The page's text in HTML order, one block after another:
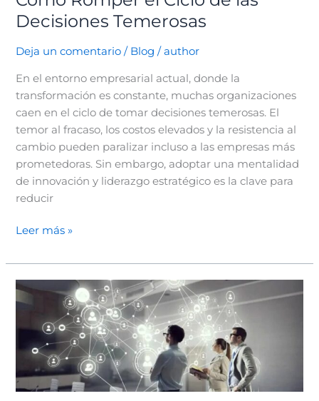
Decisiones Temerosas
Deja un comentario / Blog /author
En el entorno empresarial actual, donde la
transformación es constante, muchas organizaciones
caen en el ciclo de tomar decisiones temerosas. El
temor al fracaso, los costos elevados y la resistencia al
cambio pueden paralizar incluso a las empresas más
prometedoras. Sin embargo, adoptar una mentalidad
de innovación y liderazgo estratégico es la clave para
reducir
Leer más »
Construye
tu
Estructura
Empresarial
como
un
Pro: